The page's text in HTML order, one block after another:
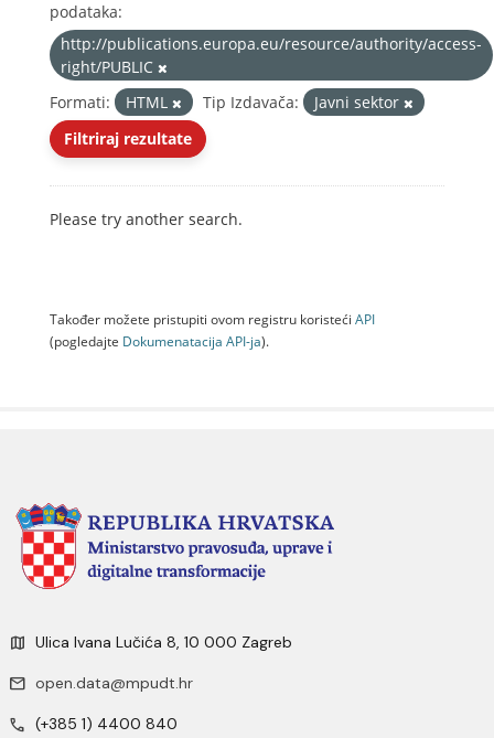
podataka:
http://publications.europa.eu/resource/authority/access-
right/PUBLIC
Formati:
HTML Tip Izdavača:
Javni sektor
Filtriraj rezultate
Please try another search.
Također možete pristupiti ovom registru koristeći API
(pogledajte Dokumenаtаcijа API-jа).